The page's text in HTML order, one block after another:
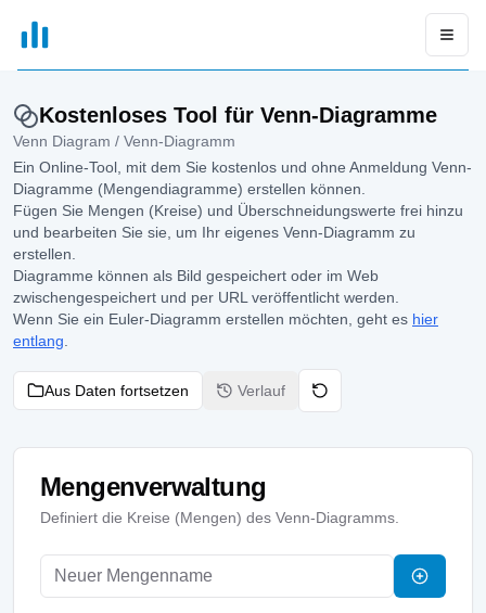
xGrapher
Kostenloses Tool für Venn-Diagramme
Venn Diagram / Venn-Diagramm
Ein Online-Tool, mit dem Sie kostenlos und ohne Anmeldung Venn-
Diagramme (Mengendiagramme) erstellen können.
Fügen Sie Mengen (Kreise) und Überschneidungswerte frei hinzu
und bearbeiten Sie sie, um Ihr eigenes Venn-Diagramm zu
erstellen.
Diagramme können als Bild gespeichert oder im Web
zwischengespeichert und per URL veröffentlicht werden.
Wenn Sie ein Euler-Diagramm erstellen möchten, geht es hier
entlang
Aus Daten fortsetzen Verlauf
Mengenverwaltung
Definiert die Kreise (Mengen) des Venn-Diagramms.